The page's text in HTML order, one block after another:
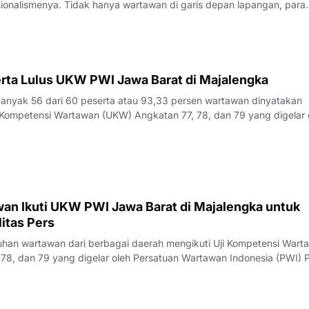
Tidak hanya wartawan di garis depan lapangan, para
merasa perlu kembali bercermin dan menguji kapasitas diri demi
Lulus UKW PWI Jawa Barat di Majalengka
56 dari 60 peserta atau 93,33 persen wartawan dinyatakan
Wartawan (UKW) Angkatan 77, 78, dan 79 yang digelar
Juli 2026.Penguji UKW, Rita, menyampaikan hasil evaluasi
Ikuti UKW PWI Jawa Barat di Majalengka untuk
Pers
wartawan dari berbagai daerah mengikuti Uji Kompetensi
dan 79 yang digelar oleh Persatuan Wartawan Indonesia (PWI)
Rabu (22/7/2026).Pelaksana Tugas (Plt) Ketua PWI Jawa